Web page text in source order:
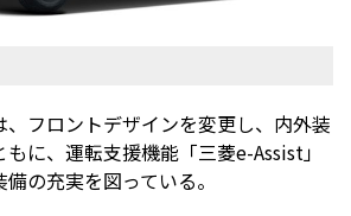
フロントデザインを変更し、内外装
に、運転支援機能「三菱e-Assist」
の充実を図っている。